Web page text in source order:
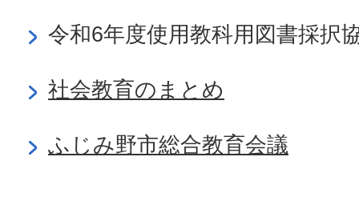
令和6年度使用教科用図書採択
社会教育のまとめ
ふじみ野市総合教育会議